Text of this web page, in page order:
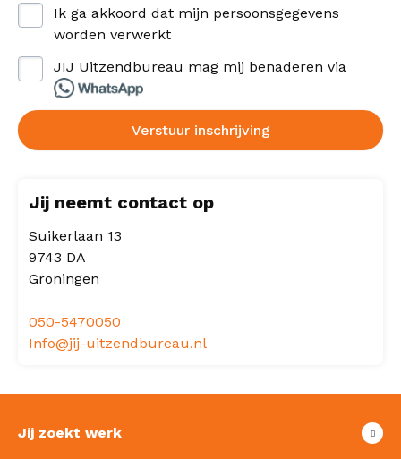
Ik ga akkoord dat mijn persoonsgegevens
worden verwerkt
JIJ Uitzendbureau mag mij benaderen via
Verstuur inschrijving
Jij neemt contact op
Suikerlaan 13
9743 DA
Groningen
050-5470050
Info@jij-uitzendbureau.nl
Jij zoekt werk